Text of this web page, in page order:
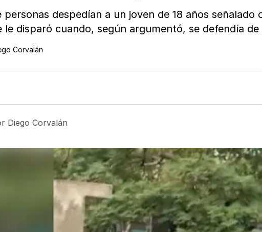
despedían a un joven de 18 años
disparó cuando, según argumentó, se defendía de
Corvalán
Diego Corvalán